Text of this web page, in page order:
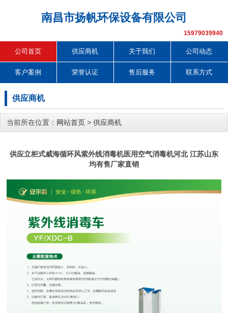
南昌市扬帆环保设备有限公司
15979039940
公司首页 供应商机 关于我们 公司动态
客户案例 荣誉认证 售后服务 联系方式
供应商机
当前所在位置： 网站首页 > 供应商机
供应立柜式威海循环风紫外线消毒机医用空气消毒机河北 江苏山东
均有售厂家直销